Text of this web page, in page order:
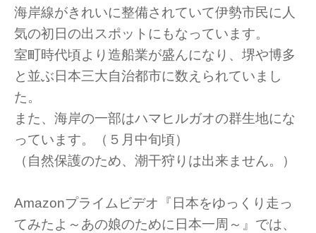
海岸線がきれいに整備されていて伊勢市民に人
気の初日の出スポットにもなっています。
室町時代頃より造船業が盛んになり、堺や博多
と並ぶ日本三大自治都市に数えられていまし
た。
また、海岸の一部はハマヒルガオの群生地にな
っています。（５月中旬頃）
（自然保護のため、潮干狩りは出来ません。）
Amazonプライムビデオ『日本をゆっくり走っ
てみたよ～あの娘のために日本一周～』では、